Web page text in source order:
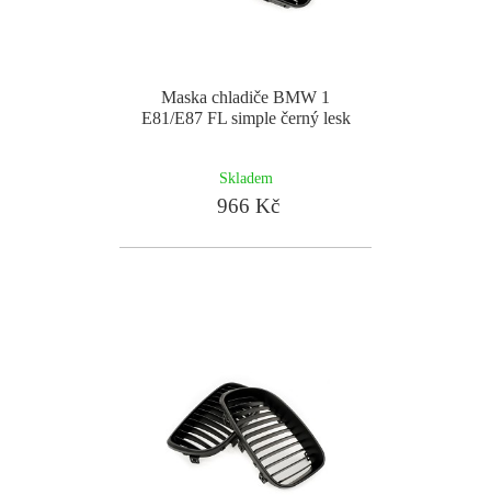
Maska chladiče BMW 1
E81/E87 FL simple černý lesk
Skladem
966 Kč